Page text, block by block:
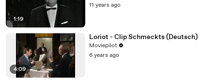
1:19
11 years ago
4:09
Loriot - Clip Schmeckts (Deutsch)
Moviepilot
6 years ago